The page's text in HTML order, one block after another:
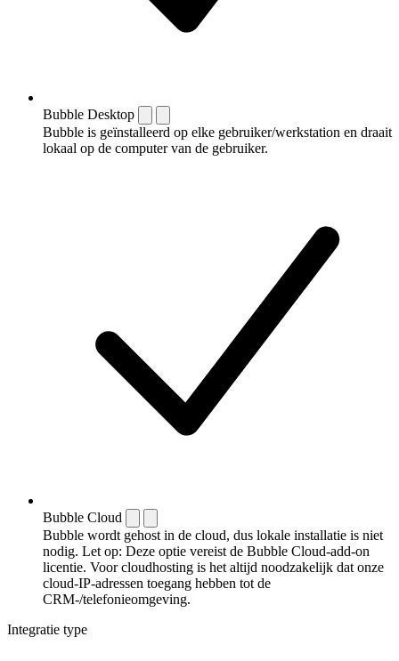
Bubble Desktop
Bubble is geïnstalleerd op elke gebruiker/werkstation en draait
lokaal op de computer van de gebruiker.
Bubble Cloud
Bubble wordt gehost in de cloud, dus lokale installatie is niet
nodig. Let op: Deze optie vereist de Bubble Cloud-add-on
licentie. Voor cloudhosting is het altijd noodzakelijk dat onze
cloud-IP-adressen toegang hebben tot de
CRM-/telefonieomgeving.
Integratie type